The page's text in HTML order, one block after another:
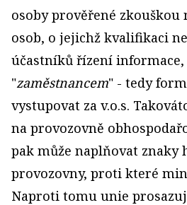
osoby prověřené
osob, o jejichž kvalifikaci
účastníků řízení informace,
"zaměstnancem" - tedy
vystupovat za v.o.s.
na provozovně
pak může naplňovat znaky
provozovny, proti které
Naproti tomu unie